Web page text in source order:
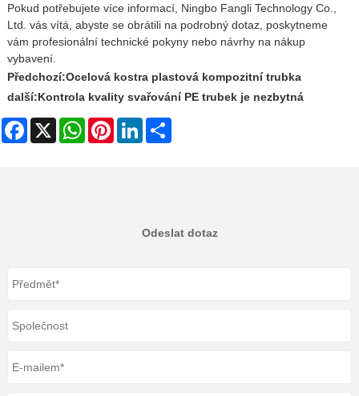
Pokud potřebujete více informací, Ningbo Fangli Technology Co.,
Ltd. vás vítá, abyste se obrátili na podrobný dotaz, poskytneme
vám profesionální technické pokyny nebo návrhy na nákup
vybavení.
Předchozí:Ocelová kostra plastová kompozitní trubka
další:Kontrola kvality svařování PE trubek je nezbytná
Facebook
X WhatsAppPinterestLinkedIn
Odeslat dotaz